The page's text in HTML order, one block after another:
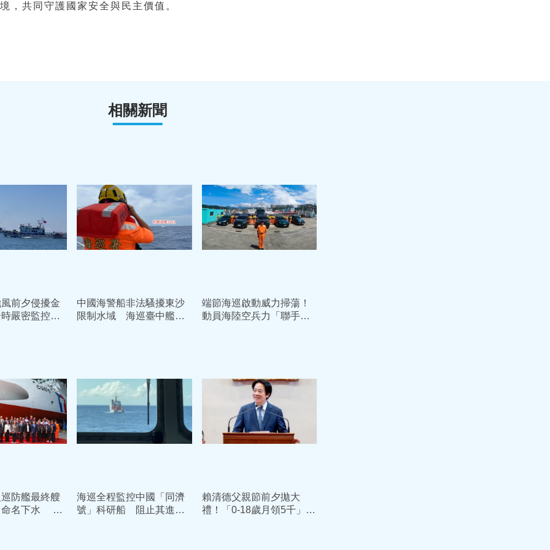
，共同守護國家安全與民主價值。
相關新聞
前夕侵擾金
嚴密監控強
中國海警船非法騷擾東沙
限制水域 海巡臺中艦全
端節海巡啟動威力掃蕩！
動員海陸空兵力「聯手警
防艦最終艘
命名下水 守
海巡全程監控中國「同濟
號」科研船 阻止其進行
賴清德父親節前夕拋大
禮！「0-18歲月領5千」預